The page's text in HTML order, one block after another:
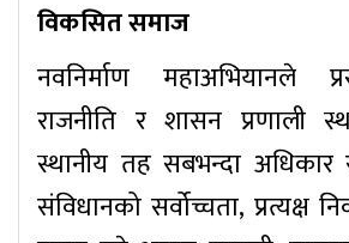
विकसित समाज
नवनिर्माण महाअभियानले
राजनीति र शासन प्रणाली
स्थानीय तह सबभन्दा अधिकार
संविधानको सर्वोच्चता, प्रत्यक्ष